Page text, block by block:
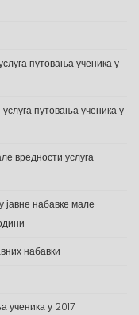
путовања ученика у
путовања ученика у
вредности услуга
набавке мале
набавки
ученика у 2017